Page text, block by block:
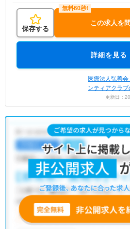
保存する
この求人を
詳細を見る
医療法人弘善
ンティアクラ
更新日：